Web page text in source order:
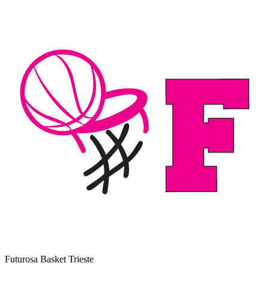
Futurosa Basket Trieste